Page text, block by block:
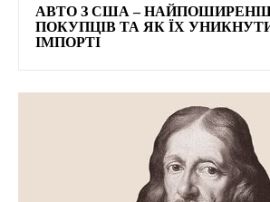
АВТО З США –
ПОКУПЦІВ ТА ЯК ЇХ
ІМПОРТІ